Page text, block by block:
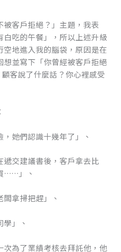
客戶拒絕？」主題，我表
吃的午餐」，所以上述升級
地進入我的腦袋，原因是在
並寫下「你曾經被客戶拒絕
客說了什麼話？你心裡感受
，她們認識十幾年了」、
遞交建議書後，客戶拿去比
……」、
闆拿掃把趕」、
學」、
次為了業績考核去拜託他，他